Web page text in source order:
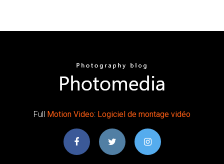
Full Motion Video: Logiciel de montage vidéo